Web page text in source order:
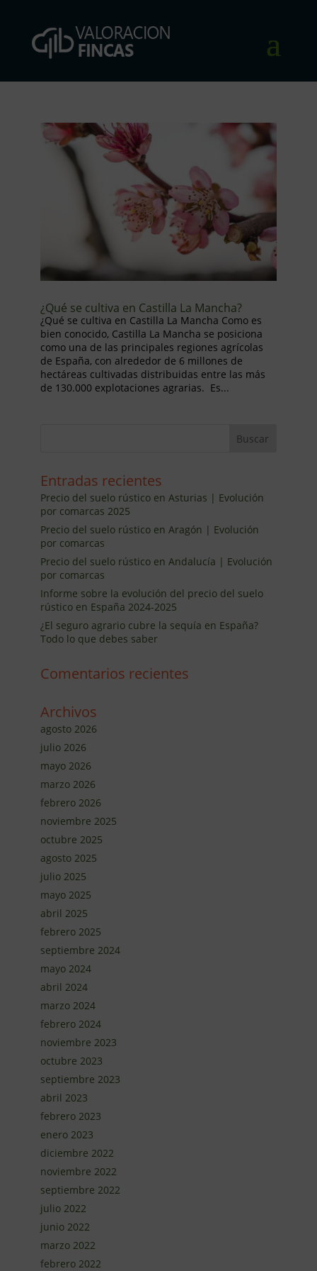
¿Qué se cultiva en Castilla La Mancha?
¿Qué se cultiva en Castilla La Mancha Como es
bien conocido, Castilla La Mancha se posiciona
como una de las principales regiones agrícolas
de España, con alrededor de 6 millones de
hectáreas cultivadas distribuidas entre las más
de 130.000 explotaciones agrarias. Es...
Entradas recientes
Precio del suelo rústico en Asturias | Evolución
por comarcas 2025
Precio del suelo rústico en Aragón | Evolución
por comarcas
Precio del suelo rústico en Andalucía | Evolución
por comarcas
Informe sobre la evolución del precio del suelo
rústico en España 2024-2025
¿El seguro agrario cubre la sequía en España?
Todo lo que debes saber
Comentarios recientes
Archivos
agosto 2026
julio 2026
mayo 2026
marzo 2026
febrero 2026
noviembre 2025
octubre 2025
agosto 2025
julio 2025
mayo 2025
abril 2025
febrero 2025
septiembre 2024
mayo 2024
abril 2024
marzo 2024
febrero 2024
noviembre 2023
octubre 2023
septiembre 2023
abril 2023
febrero 2023
enero 2023
diciembre 2022
noviembre 2022
septiembre 2022
julio 2022
junio 2022
marzo 2022
febrero 2022